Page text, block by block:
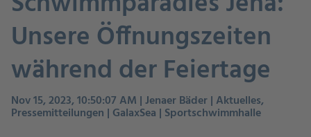
Unsere Öffnungszeiten
während der Feiertage
Nov 15, 2023, 10:50:07 AM | Jenaer Bäder | Aktuelles,
Pressemitteilungen | GalaxSea | Sportschwimmhalle